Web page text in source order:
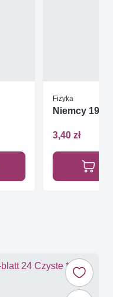
Fizyka
Niemcy 1987
3,40 zł